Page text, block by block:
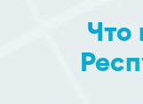
Что